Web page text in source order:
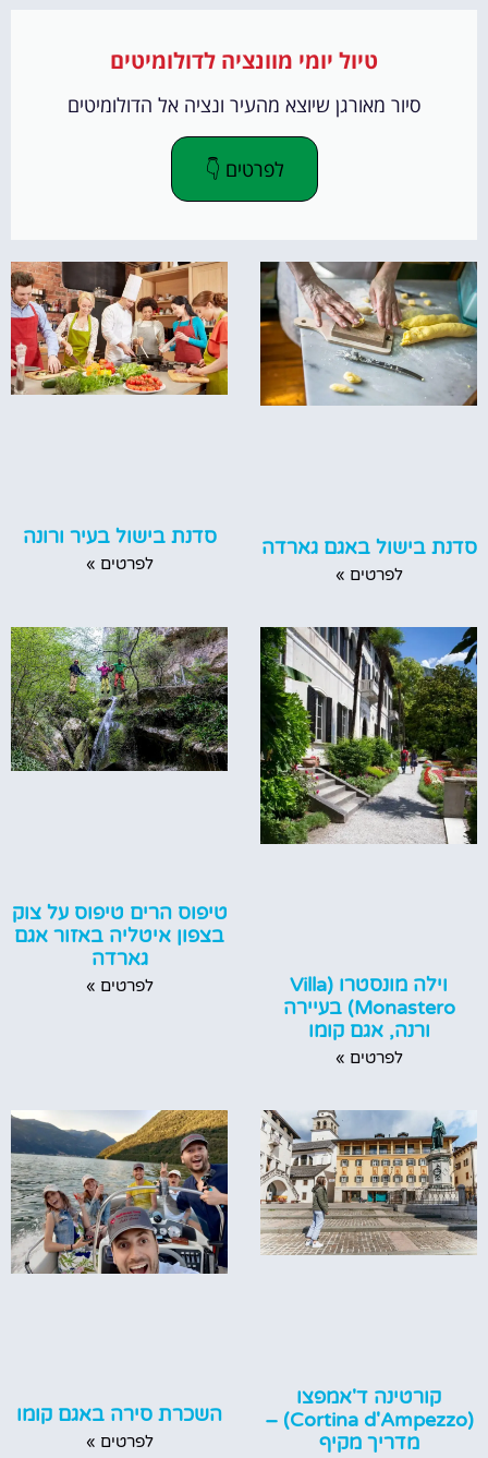
טיול יומי מוונציה לדולומיטים
סיור מאורגן שיוצא מהעיר ונציה אל הדולומיטים
לפרטים 👇
סדנת בישול באגם גארדה
לפרטים »
סדנת בישול בעיר ורונה
לפרטים »
וילה מונסטרו (Villa
Monastero) בעיירה
ורנה, אגם קומו
לפרטים »
טיפוס הרים טיפוס על צוק
בצפון איטליה באזור אגם
גארדה
לפרטים »
קורטינה ד'אמפצו
(Cortina d'Ampezzo) –
מדריך מקיף
השכרת סירה באגם קומו
לפרטים »